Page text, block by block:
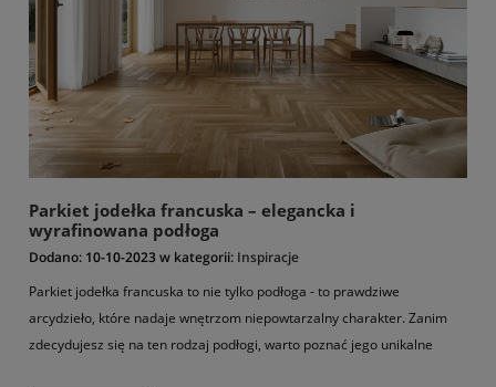
Parkiet jodełka francuska – elegancka i
wyrafinowana podłoga
Dodano: 10-10-2023w kategorii: Inspiracje
Parkiet jodełka francuska to nie tylko podłoga - to prawdziwe
arcydzieło, które nadaje wnętrzom niepowtarzalny charakter. Zanim
zdecydujesz się na ten rodzaj podłogi, warto poznać jego unikalne